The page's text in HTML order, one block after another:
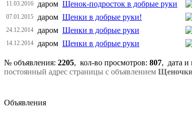
11.03.2016 даром Щенок-подросток в добрые руки
07.01.2015 даром Щенки в добрые руки!
24.12.2014 даром Щенки в добрые руки
14.12.2014 даром Щенки в добрые руки
№ объявления: 2205, кол-во просмотров: 807, дата и
постоянный адрес страницы с объявлением Щеночки
Объявления